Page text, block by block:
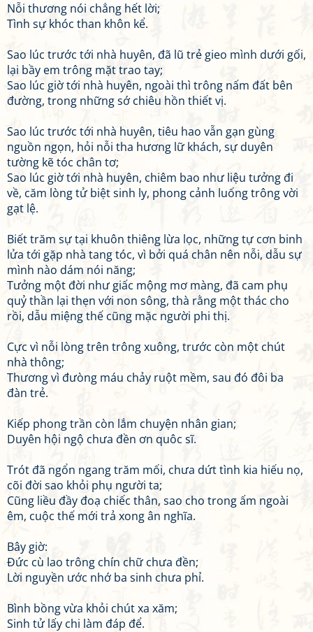
Nỗi thương nói chẳng hết lời;
Tình sự khóc than khôn kể.
Sao lúc trước tới nhà huyên, đã lũ trẻ gieo mình dưới gối,
lại bầy em trông mặt trao tay;
Sao lúc giờ tới nhà huyên, ngoài thì trông nấm đất bên
đường, trong những sớ chiêu hồn thiết vị.
Sao lúc trước tới nhà huyên, tiêu hao vẫn gạn gùng
nguồn ngọn, hỏi nỗi tha hương lữ khách, sự duyên
tường kẽ tóc chân tơ;
Sao lúc giờ tới nhà huyên, chiêm bao như liệu tưởng đi
về, căm lòng tử biệt sinh ly, phong cảnh luống trông vời
gạt lệ.
Biết trăm sự tại khuôn thiêng lừa lọc, những tự cơn binh
lửa tới gặp nhà tang tóc, vì bởi quá chân nên nỗi, dẫu sự
mình nào dám nói năng;
Tưởng một đời như giấc mộng mơ màng, đã cam phụ
quỷ thần lại thẹn với non sông, thà rằng một thác cho
rồi, dẫu miệng thế cũng mặc người phi thị.
Cực vì nỗi lòng trên trông xuông, trước còn một chút
nhà thông;
Thương vì đưòng máu chảy ruột mềm, sau đó đôi ba
đàn trẻ.
Kiếp phong trần còn lắm chuyện nhân gian;
Duyên hội ngộ chưa đền ơn quôc sĩ.
Trót đã ngổn ngang trăm mối, chưa dứt tình kia hiếu nọ,
cõi đời sao khỏi phụ người ta;
Cũng liều đầy đoạ chiếc thân, sao cho trong ấm ngoài
êm, cuộc thế mới trả xong ân nghĩa.
Bây giờ:
Đức cù lao trông chín chữ chưa đền;
Lời nguyền ước nhớ ba sinh chưa phỉ.
Bình bồng vừa khỏi chút xa xăm;
Sinh tử lấy chi làm đáp để.